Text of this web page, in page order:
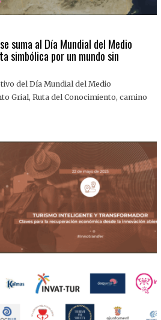
suma al Día Mundial del Medio
simbólica por un mundo sin
del Día Mundial del Medio
Grial, Ruta del Conocimiento, camino